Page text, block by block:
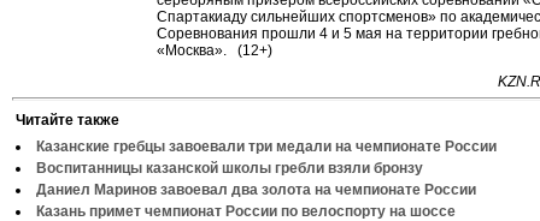
Спартакиаду сильнейших спортсменов» по
Соревнования прошли 4 и 5 мая на территории
«Москва». (12+)
Читайте также
Казанские гребцы завоевали три медали на чемпионате России
Воспитанницы казанской школы гребли взяли бронзу
Даниел Маринов завоевал два золота на чемпионате России
Казань примет чемпионат России по велоспорту на шоссе